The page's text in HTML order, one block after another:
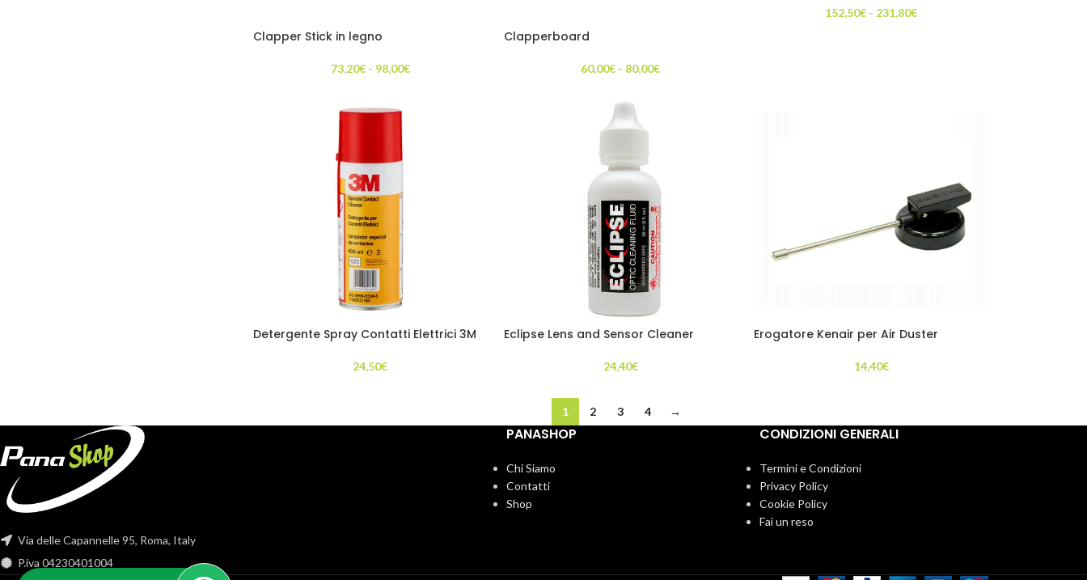
Clapper Stick in legno
73,20€ - 98,00€
Clapperboard
60,00€ - 80,00€
152,50€ - 231,80€
Detergente Spray Contatti Elettrici 3M
24,50€
Eclipse Lens and Sensor Cleaner
24,40€
Erogatore Kenair per Air Duster
14,40€
1 2 3 4 →
Via delle Capannelle 95, Roma, Italy
P.iva 04230401004
PANASHOP
Chi Siamo
Contatti
Shop
CONDIZIONI GENERALI
Termini e Condizioni
Privacy Policy
Cookie Policy
Fai un reso